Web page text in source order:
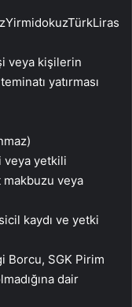
veya kişilerin
yatırması
veya yetkili
veya
kaydı ve yetki
Borcu, SGK Pirim
dair